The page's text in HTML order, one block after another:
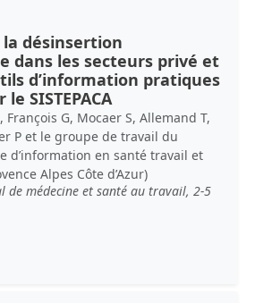
désinsertion
dans les secteurs privé et
d’information pratiques
SISTEPACA
François G, Mocaer S, Allemand T,
P et le groupe de travail du
d’information en santé travail et
Alpes Côte d’Azur)
de médecine et santé au travail, 2-5